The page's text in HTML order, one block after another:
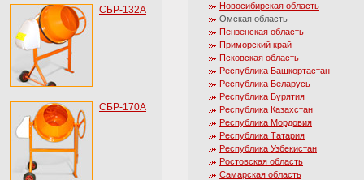
СБР-132А
СБР-170А
Новосибирская область
Омская область
Пензенская область
Приморский край
Псковская область
Республика Башкортастан
Республика Беларусь
Республика Бурятия
Республика Казахстан
Республика Мордовия
Республика Татария
Республика Узбекистан
Ростовская область
Самарская область